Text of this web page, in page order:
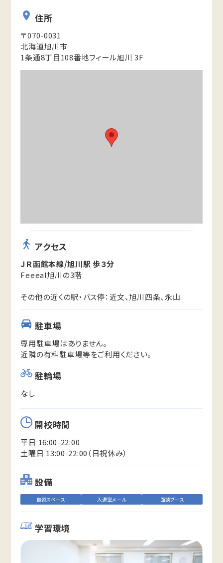
住所
〒070-0031
北海道旭川市
1条通8丁目108番地フィール旭川 3F
アクセス
ＪＲ函館本線/旭川駅 歩３分
Feeeal旭川の3階
その他の近くの駅・バス停：近文、旭川四条、永山
駐車場
専用駐車場はありません。
近隣の有料駐車場等をご利用ください。
駐輪場
なし
開校時間
平日 16:00-22:00
土曜日 13:00-22:00（日祝休み）
設備
自習スペース 入退室メール 面談ブース
学習環境